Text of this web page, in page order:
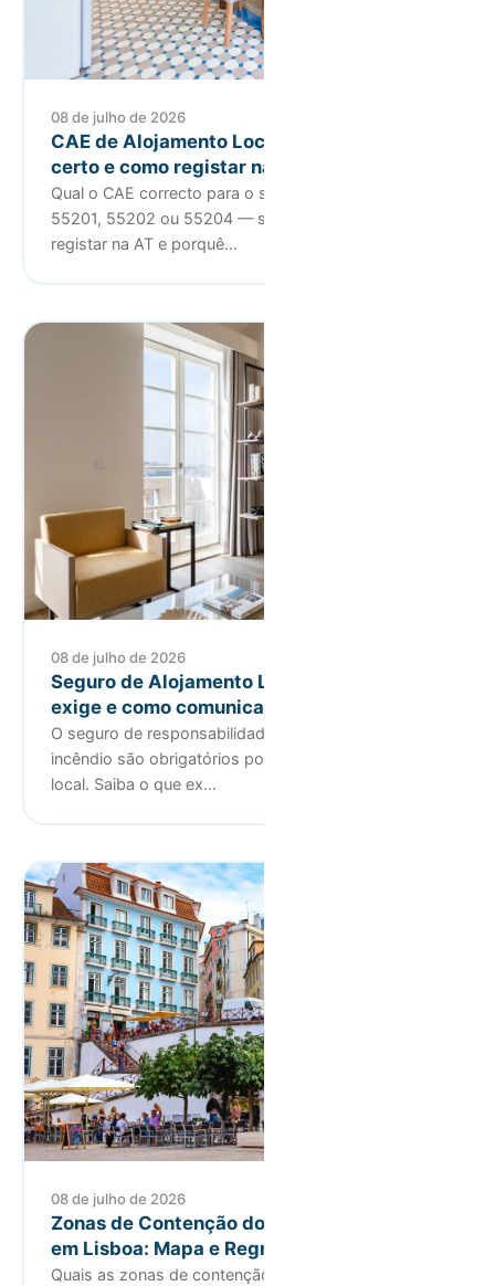
08 de julho de 2026
CAE de Alojamento Local: qual o código
certo e como registar na AT
Qual o CAE correcto para o seu alojamento local?
55201, 55202 ou 55204 — saiba a diferença, como
registar na AT e porquê…
08 de julho de 2026
Seguro de Alojamento Local: o que a lei
exige e como comunicar
O seguro de responsabilidade civil e o seguro de
incêndio são obrigatórios por lei para alojamento
local. Saiba o que ex…
08 de julho de 2026
Zonas de Contenção do Alojamento Local
em Lisboa: Mapa e Regras 2026
Quais as zonas de contenção do alojamento local